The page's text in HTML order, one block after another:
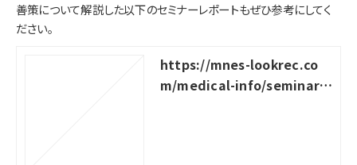
善策について解説した以下のセミナーレポートもぜひ参考にしてく
ださい。
https://mnes-lookrec.co
m/medical-info/seminar-r